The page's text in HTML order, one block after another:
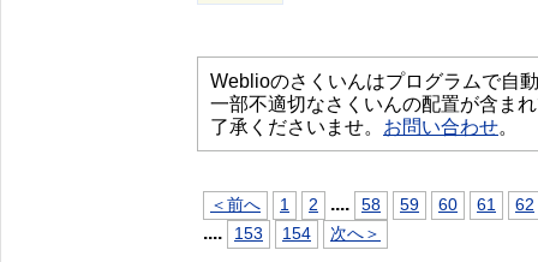
Weblioのさくいんはプログラムで自
一部不適切なさくいんの配置が含ま
了承くださいませ。 お問い合わせ。
＜前へ 1 2 .... 58 59 60 61 62
.... 153 154 次へ＞